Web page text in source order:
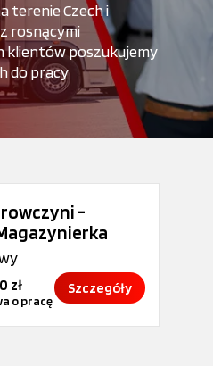
terenie Czech i
rosnącymi
klientów poszukujemy
do pracy
-
Szczegóły
zł
o pracę